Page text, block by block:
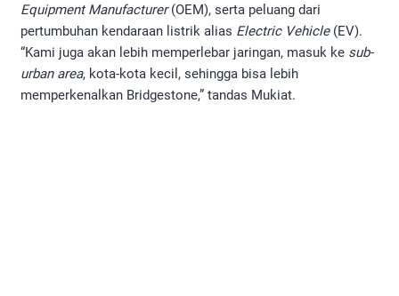
Equipment Manufacturer(OEM), serta peluang dari
pertumbuhan kendaraan listrik alias Electric Vehicle(EV).
“Kami juga akan lebih memperlebar jaringan, masuk ke sub-
urban area, kota-kota kecil, sehingga bisa lebih
memperkenalkan Bridgestone,” tandas Mukiat.